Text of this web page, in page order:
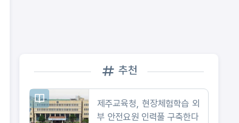
추천
제주교육청, 현장체험학습 외
부 안전요원 인력풀 구축한다